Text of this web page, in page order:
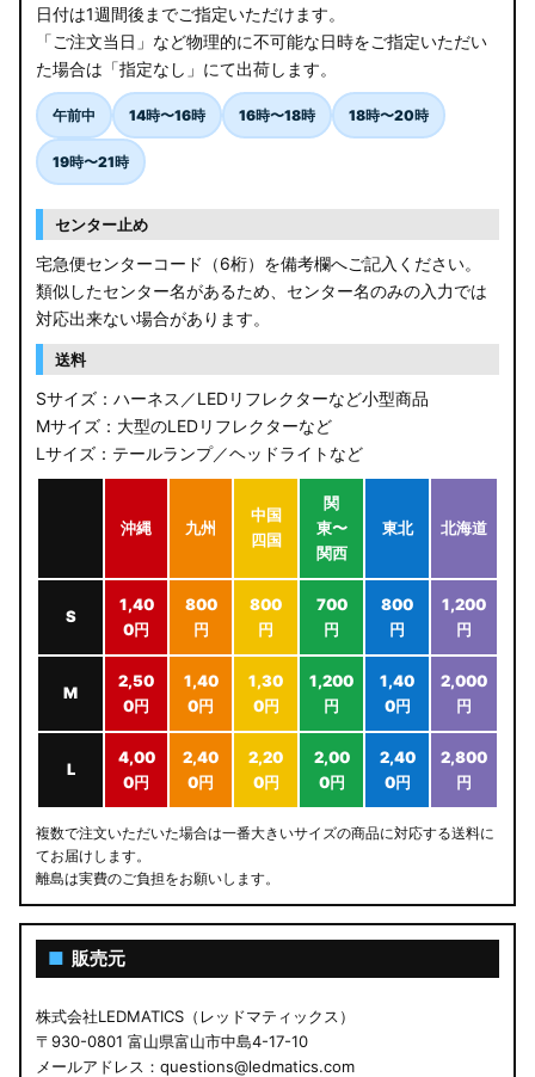
日付は1週間後までご指定いただけます。
「ご注文当日」など物理的に不可能な日時をご指定いただい
た場合は「指定なし」にて出荷します。
午前中 14時〜16時 16時〜18時 18時〜20時
19時〜21時
センター止め
宅急便センターコード（6桁）を備考欄へご記入ください。
類似したセンター名があるため、センター名のみの入力では
対応出来ない場合があります。
送料
Sサイズ：ハーネス／LEDリフレクターなど小型商品
Mサイズ：大型のLEDリフレクターなど
Lサイズ：テールランプ／ヘッドライトなど
沖縄 九州
中国
四国
関
東〜
関西
東北 北海道
S
1,40
0円
800
円
800
円
700
円
800
円
1,200
円
M
2,50
0円
1,40
0円
1,30
0円
1,200
円
1,40
0円
2,000
円
L
4,00
0円
2,40
0円
2,20
0円
2,00
0円
2,40
0円
2,800
円
複数で注文いただいた場合は一番大きいサイズの商品に対応する送料に
てお届けします。
離島は実費のご負担をお願いします。
■ 販売元
株式会社LEDMATICS（レッドマティックス）
〒930-0801 富山県富山市中島4-17-10
メールアドレス：questions@ledmatics.com